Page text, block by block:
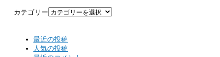
カテゴリー
最近の投稿
人気の投稿